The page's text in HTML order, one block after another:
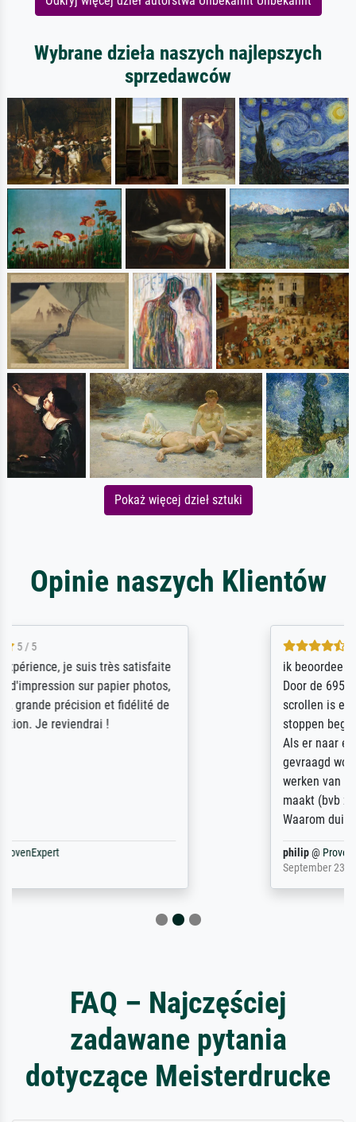
Wybrane dzieła naszych najlepszych
sprzedawców
Pokaż więcej dzieł sztuki
Opinie naszych Klientów
ik beoordeel Meisterdrucke zeer positief.
Door de 69505 beschikbare kunstenaars
scrollen is echter onbegonnen werk (na
stoppen begint het weer van voor af aan).
werken van andere wat het onoverzichtelijk
maakt (bvb zoek Ros = ook Rops, Rose etc).
FAQ – Najczęściej
zadawane pytania
dotyczące Meisterdrucke